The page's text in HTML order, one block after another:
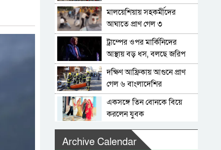
মালয়েশিয়ায় সহকর্মীদের
আঘাতে প্রাণ গেল ৩
বাংলাদেশির
ট্রাম্পের ওপর মার্কিনিদের
আস্থায় বড় ধস, বলছে জরিপ
দক্ষিণ আফ্রিকায় আগুনে প্রাণ
গেল ৬ বাংলাদেশির
একসঙ্গে তিন বোনকে বিয়ে
করলেন যুবক
যুক্তরাজ্যে সাগরে প্রাণ হারালেন
সিলেটী মা-মেয়ে
Archive Calendar